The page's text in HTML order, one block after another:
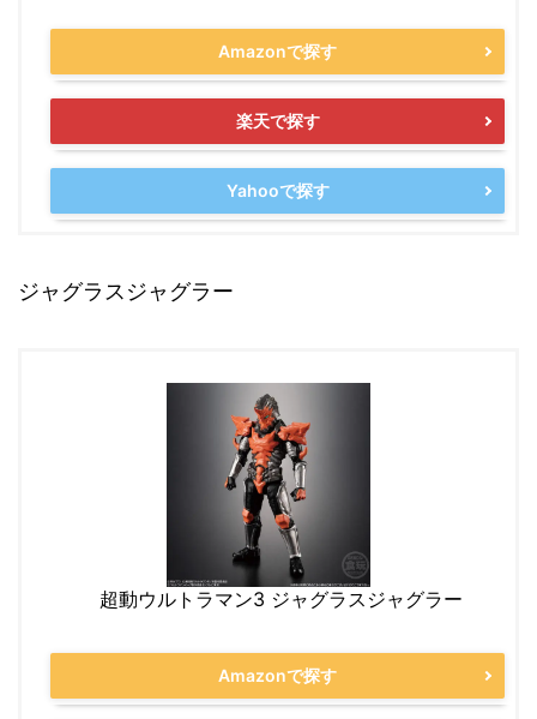
Amazonで探す
楽天で探す
Yahooで探す
ジャグラスジャグラー
超動ウルトラマン3 ジャグラスジャグラー
Amazonで探す